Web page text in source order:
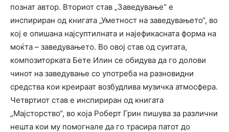
познат автор. Вториот став „Заведување“ е
инспириран од книгата „Уметност на заведувањето“, во
кој е опишана најсуптилната и најефикасната форма на
моќта – заведувањето. Во овој став од суитата,
композиторката Бете Илин се обидува да го долови
чинот на заведување со употреба на разновидни
средства кои креираат возбудлива музичка атмосфера.
Четвртиот став е инспириран од книгата
„Мајсторство“, во која Роберт Грин пишува за различни
нешта кои му помогнале да го трасира патот до